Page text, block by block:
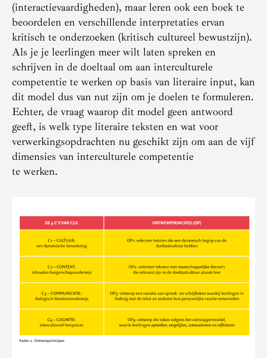
(interactievaardigheden), maar leren ook een boek te
beoordelen en verschillende interpretaties ervan
kritisch te onderzoeken (kritisch cultureel bewustzijn).
Als je je leerlingen meer wilt laten spreken en
schrijven in de doeltaal om aan interculturele
competentie te werken op basis van literaire input, kan
dit model dus van nut zijn om je doelen te formuleren.
Echter, de vraag waarop dit model geen antwoord
geeft, is welk type literaire teksten en wat voor
verwerkingsopdrachten nu geschikt zijn om aan de vijf
dimensies van interculturele competentie
te werken.